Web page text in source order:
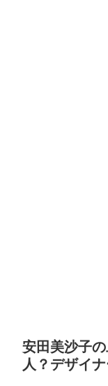
安田美沙子
人？デザイ